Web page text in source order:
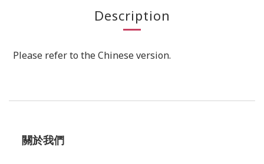
Description
Please refer to the Chinese version.
關於我們